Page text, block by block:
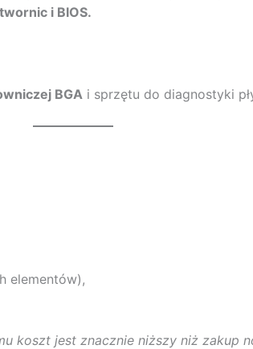
i BIOS.
BGA i sprzętu do diagnostyki
elementów),
koszt jest znacznie niższy niż zakup